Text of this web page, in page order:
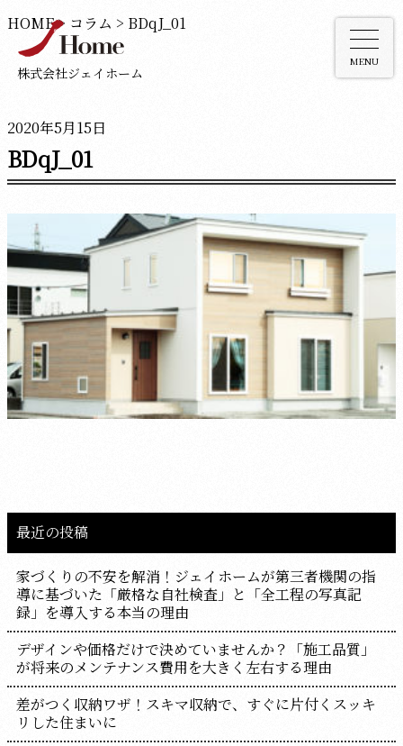
株式会社ジェイホーム
MENU
HOME> コラム > BDqJ_01
2020年5月15日
BDqJ_01
最近の投稿
家づくりの不安を解消！ジェイホームが第三者機関の指
導に基づいた「厳格な自社検査」と「全工程の写真記
録」を導入する本当の理由
デザインや価格だけで決めていませんか？「施工品質」
が将来のメンテナンス費用を大きく左右する理由
差がつく収納ワザ！スキマ収納で、すぐに片付くスッキ
リした住まいに